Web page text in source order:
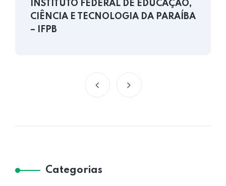
INSTITUTO FEDERAL DE EDUCAÇÃO,
CIÊNCIA E TECNOLOGIA DA PARAÍBA
– IFPB
Categorias